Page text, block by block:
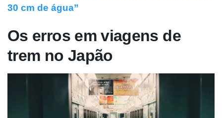
30 cm de água”
Os erros em viagens de
trem no Japão